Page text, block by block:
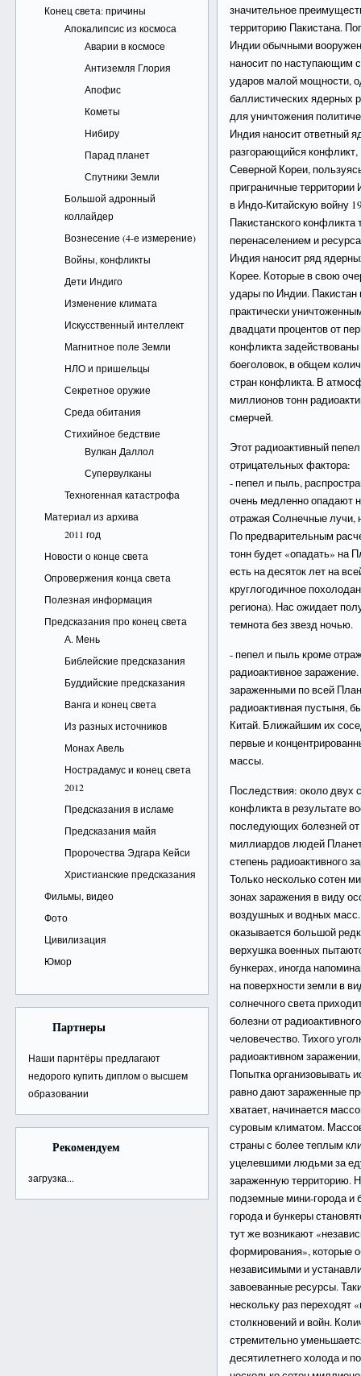
Конец света: причины
Апокалипсис из космоса
Аварии в космосе
Антиземля Глория
Апофис
Кометы
Нибиру
Парад планет
Спутники Земли
Большой адронный
коллайдер
Вознесение (4-е измерение)
Войны, конфликты
Дети Индиго
Изменение климата
Искусственный интеллект
Магнитное поле Земли
НЛО и пришельцы
Секретное оружие
Среда обитания
Стихийное бедствие
Вулкан Даллол
Супервулканы
Техногенная катастрофа
Материал из архива
2011 год
Новости о конце света
Опровержения конца света
Полезная информация
Предсказания про конец света
А. Мень
Библейские предсказания
Буддийские предсказания
Ванга и конец света
Из разных источников
Монах Авель
Нострадамус и конец света
2012
Предсказания в исламе
Предсказания майя
Пророчества Эдгара Кейси
Христианские предсказания
Фильмы, видео
Фото
Цивилизация
Юмор
Партнеры
Наши парнтёры предлагают
недорогокупить диплом о высшем
образовании
Рекомендуем
загрузка...
значительное
территорию Пакистана.
Индии обычными
наносит по наступающим
ударов малой мощности,
баллистических ядерных
для уничтожения
Индия наносит ответный
разгорающийся конфликт,
Северной Кореи,
приграничные
в Индо-Китайскую войну
Пакистанского
перенаселением и
Индия наносит ряд
Корее. Которые в свою
удары по Индии.
практически
двадцати процентов от
конфликта
боеголовок, в общем
стран конфликта. В
миллионов тонн
смерчей.
Этот радиоактивный
отрицательных фактора:
- пепел и пыль,
очень медленно опадают
отражая Солнечные лучи,
По предварительным
тонн будет «опадать» на
есть на десяток лет на
круглогодичное
региона). Нас ожидает
темнота без звезд ночью.
- пепел и пыль кроме
радиоактивное
зараженными по всей
радиоактивная пустыня,
Китай. Ближайшим их
первые и
массы.
Последствия: около двух
конфликта в результате
последующих болезней
миллиардов людей
степень радиоактивного
Только несколько сотен
зонах заражения в виду
воздушных и водных
оказывается большой
верхушка военных
бункерах, иногда
на поверхности земли в
солнечного света
болезни от
человечество. Тихого
радиоактивном
Попытка организовывать
равно дают зараженные
хватает, начинается
суровым климатом.
страны с более теплым
уцелевшими людьми за
зараженную территорию.
подземные мини-города и
города и бункеры
тут же возникают
формирования», которые
независимыми и
завоеванные ресурсы.
нескольку раз переходят
столкновений и войн.
стремительно
десятилетнего холода и